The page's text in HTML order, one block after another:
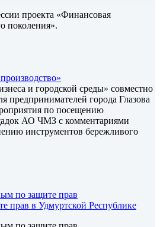
проекта «Финансовая
поколения».
и городской среды» совместно
города Глазова
по посещению
АО ЧМЗ с комментариями
инструментов бережливого
по защите прав
прав в Удмуртской Республике